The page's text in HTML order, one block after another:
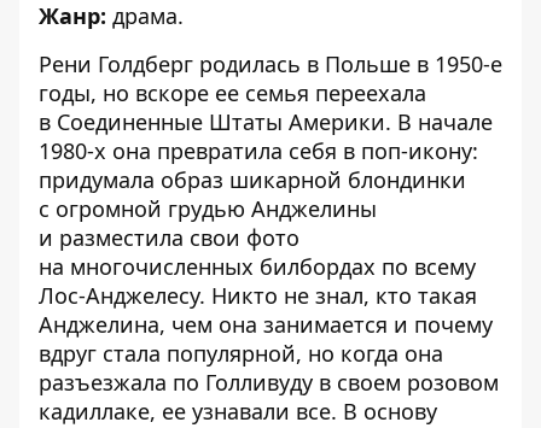
Жанр: драма.
Рени Голдберг родилась в Польше в 1950-е
годы, но вскоре ее семья переехала
в Соединенные Штаты Америки. В начале
1980-х она превратила себя в поп-икону:
придумала образ шикарной блондинки
с огромной грудью Анджелины
и разместила свои фото
на многочисленных билбордах по всему
Лос-Анджелесу. Никто не знал, кто такая
Анджелина, чем она занимается и почему
вдруг стала популярной, но когда она
разъезжала по Голливуду в своем розовом
кадиллаке, ее узнавали все. В основу